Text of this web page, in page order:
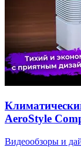
AeroStyle
Видеообзоры и